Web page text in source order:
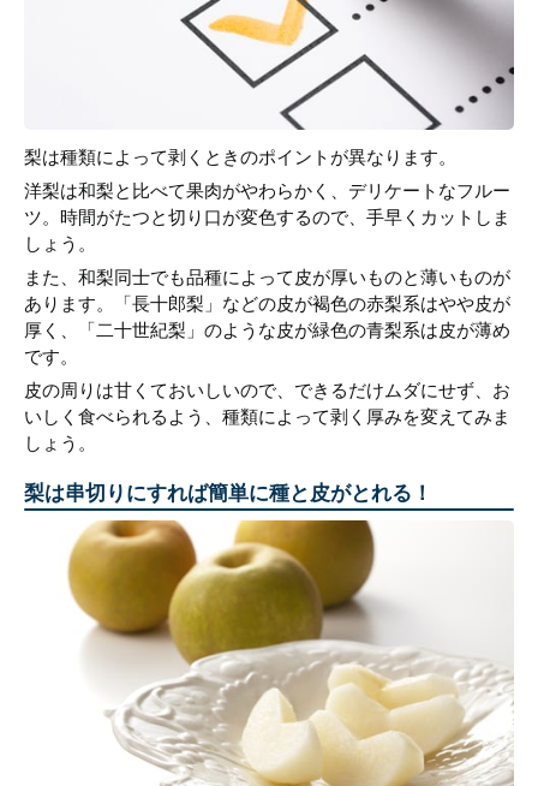
梨は種類によって剥くときのポイントが異なります。
洋梨は和梨と比べて果肉がやわらかく、デリケートなフルー
ツ。時間がたつと切り口が変色するので、手早くカットしま
しょう。
また、和梨同士でも品種によって皮が厚いものと薄いものが
あります。「長十郎梨」などの皮が褐色の赤梨系はやや皮が
厚く、「二十世紀梨」のような皮が緑色の青梨系は皮が薄め
です。
皮の周りは甘くておいしいので、できるだけムダにせず、お
いしく食べられるよう、種類によって剥く厚みを変えてみま
しょう。
梨は串切りにすれば簡単に種と皮がとれる！